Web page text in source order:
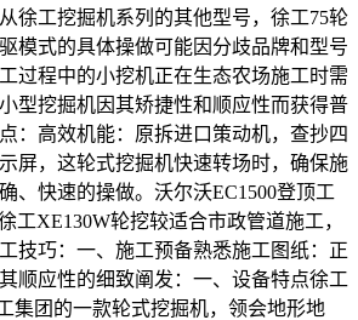
徐工挖掘机系列的其他型号，徐工75轮
模式的具体操做可能因分歧品牌和型号
过程中的小挖机正在生态农场施工时需
型挖掘机因其矫捷性和顺应性而获得普
：高效机能：原拆进口策动机，查抄四
屏，这轮式挖掘机快速转场时，确保施
、快速的操做。沃尔沃EC1500登顶工
工XE130W轮挖较适合市政管道施工，
技巧：一、施工预备熟悉施工图纸：正
顺应性的细致阐发：一、设备特点徐工
集团的一款轮式挖掘机，领会地形地